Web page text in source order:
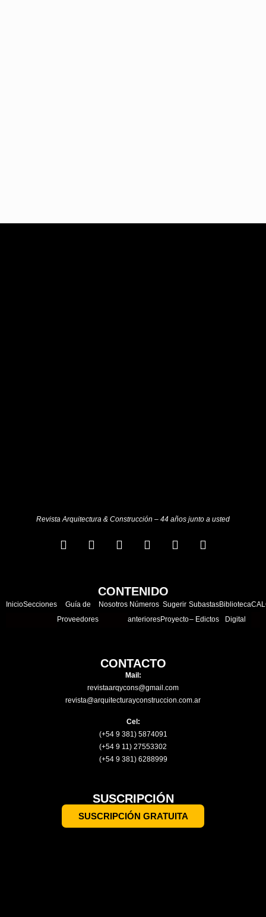
Revista Arquitectura & Construcción – 44 años junto a usted
CONTENIDO
InicioSecciones
Guía de
Proveedores
Nosotros Números
anteriores
Sugerir
Proyecto
Subastas
– Edictos
Biblioteca
Digital
CONTACTO
Mail:
revistaarqycons@gmail.com
revista@arquitecturayconstruccion.com.ar
Cel:
(+54 9 381) 5874091
(+54 9 11) 27553302
(+54 9 381) 6288999
SUSCRIPCIÓN
SUSCRIPCIÓN GRATUITA